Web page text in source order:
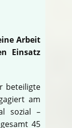
Arbeit
Einsatz
beteiligte
am
sozial –
45